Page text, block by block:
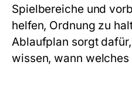
Spielbereiche und
helfen, Ordnung zu
Ablaufplan sorgt
wissen, wann